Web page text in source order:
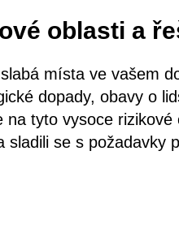
oblasti a
místa ve vašem
dopady, obavy o
tyto vysoce rizikové
sladili se s požadavky